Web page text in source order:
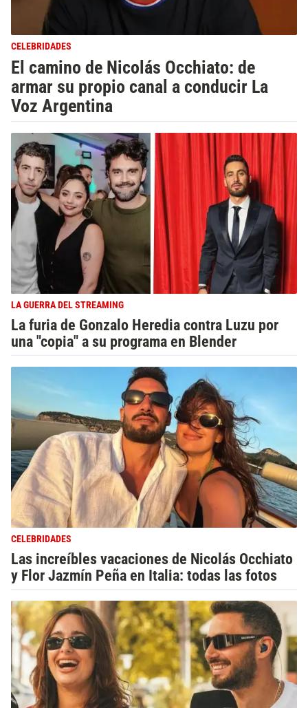
CELEBRIDADES
El camino de Nicolás Occhiato: de
armar su propio canal a conducir La
Voz Argentina
LA GUERRA DEL STREAMING
La furia de Gonzalo Heredia contra Luzu por
una "copia" a su programa en Blender
CELEBRIDADES
Las increíbles vacaciones de Nicolás Occhiato
y Flor Jazmín Peña en Italia: todas las fotos